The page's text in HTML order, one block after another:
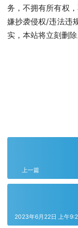
务，不拥有所有权
嫌抄袭侵权/违法违
实，本站将立刻删除
上一篇
2023年6月22日 上午